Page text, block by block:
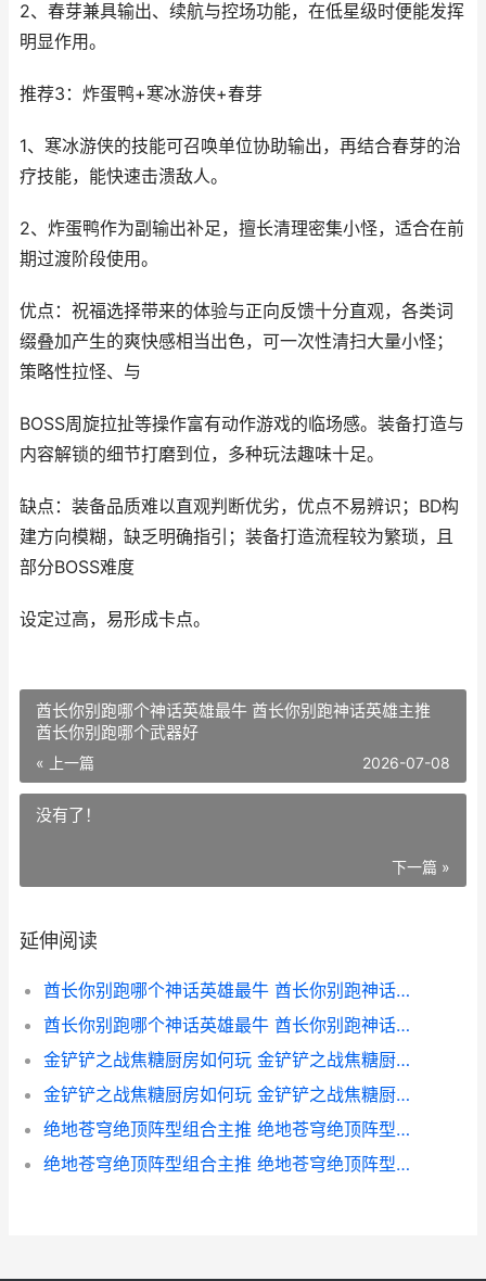
2、春芽兼具输出、续航与控场功能，在低星级时便能发挥
明显作用。
推荐3：炸蛋鸭+寒冰游侠+春芽
1、寒冰游侠的技能可召唤单位协助输出，再结合春芽的治
疗技能，能快速击溃敌人。
2、炸蛋鸭作为副输出补足，擅长清理密集小怪，适合在前
期过渡阶段使用。
优点：祝福选择带来的体验与正向反馈十分直观，各类词
缀叠加产生的爽快感相当出色，可一次性清扫大量小怪；
策略性拉怪、与
BOSS周旋拉扯等操作富有动作游戏的临场感。装备打造与
内容解锁的细节打磨到位，多种玩法趣味十足。
缺点：装备品质难以直观判断优劣，优点不易辨识；BD构
建方向模糊，缺乏明确指引；装备打造流程较为繁琐，且
部分BOSS难度
设定过高，易形成卡点。
酋长你别跑哪个神话英雄最牛 酋长你别跑神话英雄主推
酋长你别跑哪个武器好
« 上一篇 2026-07-08
没有了！
下一篇 »
延伸阅读
酋长你别跑哪个神话英雄最牛 酋长你别跑神话英雄主推 酋长你别跑哪个图出霸王龙
酋长你别跑哪个神话英雄最牛 酋长你别跑神话英雄主推 酋长你别跑哪个武器好
金铲铲之战焦糖厨房如何玩 金铲铲之战焦糖厨房何时上线 金铲铲之战 彩蛋
金铲铲之战焦糖厨房如何玩 金铲铲之战焦糖厨房何时上线 金铲铲之战细节
绝地苍穹绝顶阵型组合主推 绝地苍穹绝顶阵型组合策略 绝地苍狼分集剧情介绍
绝地苍穹绝顶阵型组合主推 绝地苍穹绝顶阵型组合策略 绝地苍穹手游官网